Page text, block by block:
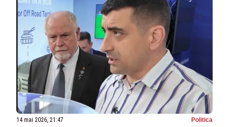
14 mai 2026, 21:47 Politica